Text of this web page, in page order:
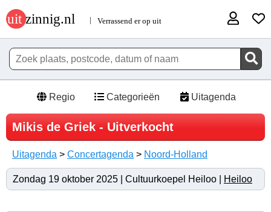
Regio Categorieën Uitagenda
Mikis de Griek - Uitverkocht
Uitagenda > Concertagenda > Noord-Holland
Zondag 19 oktober 2025 | Cultuurkoepel Heiloo | Heiloo